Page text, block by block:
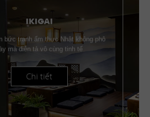
IKIGAI
bức tranh ẩm thực Nhật không phô
mà diễn tả vô cùng tinh tế
Chi tiết